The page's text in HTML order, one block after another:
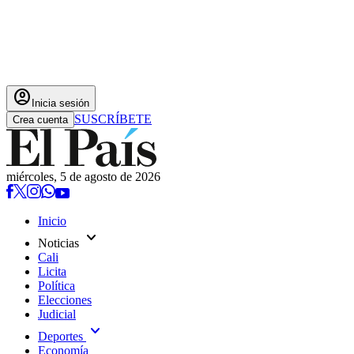
account_circle Inicia sesión
Crea cuenta SUSCRÍBETE
miércoles, 5 de agosto de 2026
Inicio
Noticias expand_more
Cali
Licita
Política
Elecciones
Judicial
Deportes expand_more
Economía